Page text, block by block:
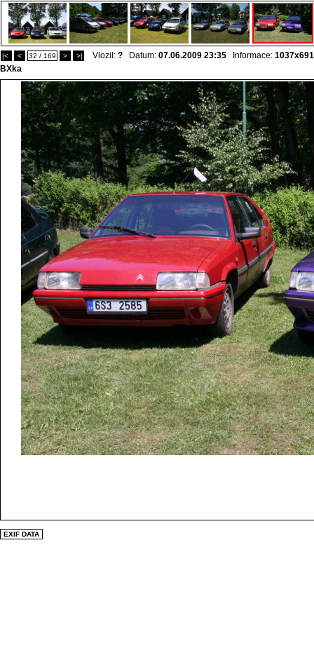
|< < 32 / 169 > >| Vlozil: ? Datum: 07.06.2009 23:35 Informace:
BXka
EXIF DATA